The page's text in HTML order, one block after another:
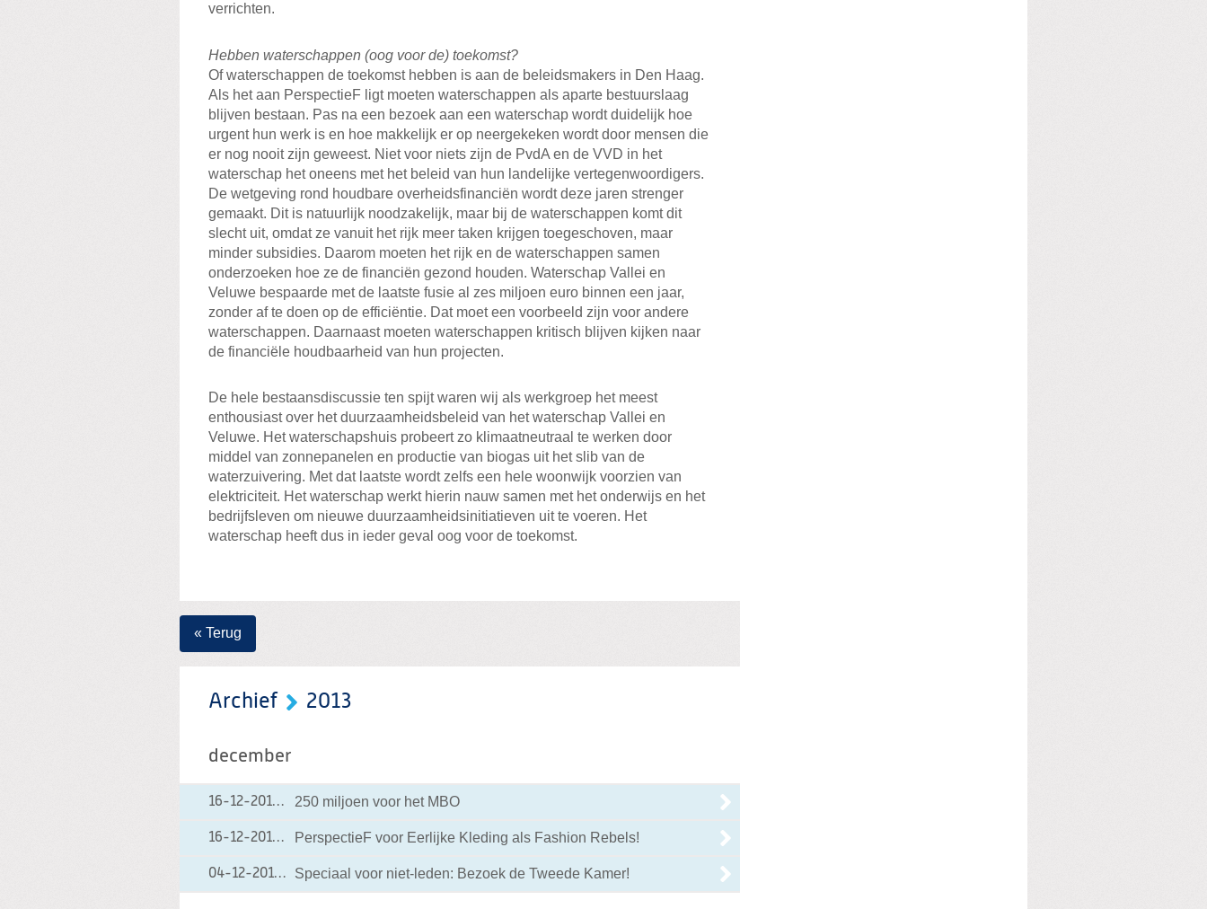
verrichten.
Hebben waterschappen (oog voor de) toekomst?
Of waterschappen de toekomst hebben is aan de beleidsmakers in Den Haag.
Als het aan PerspectieF ligt moeten waterschappen als aparte bestuurslaag
blijven bestaan. Pas na een bezoek aan een waterschap wordt duidelijk hoe
urgent hun werk is en hoe makkelijk er op neergekeken wordt door mensen die
er nog nooit zijn geweest. Niet voor niets zijn de PvdA en de VVD in het
waterschap het oneens met het beleid van hun landelijke vertegenwoordigers.
De wetgeving rond houdbare overheidsfinanciën wordt deze jaren strenger
gemaakt. Dit is natuurlijk noodzakelijk, maar bij de waterschappen komt dit
slecht uit, omdat ze vanuit het rijk meer taken krijgen toegeschoven, maar
minder subsidies. Daarom moeten het rijk en de waterschappen samen
onderzoeken hoe ze de financiën gezond houden. Waterschap Vallei en
Veluwe bespaarde met de laatste fusie al zes miljoen euro binnen een jaar,
zonder af te doen op de efficiëntie. Dat moet een voorbeeld zijn voor andere
waterschappen. Daarnaast moeten waterschappen kritisch blijven kijken naar
de financiële houdbaarheid van hun projecten.
De hele bestaansdiscussie ten spijt waren wij als werkgroep het meest
enthousiast over het duurzaamheidsbeleid van het waterschap Vallei en
Veluwe. Het waterschapshuis probeert zo klimaatneutraal te werken door
middel van zonnepanelen en productie van biogas uit het slib van de
waterzuivering. Met dat laatste wordt zelfs een hele woonwijk voorzien van
elektriciteit. Het waterschap werkt hierin nauw samen met het onderwijs en het
bedrijfsleven om nieuwe duurzaamheidsinitiatieven uit te voeren. Het
waterschap heeft dus in ieder geval oog voor de toekomst.
« Terug
Archief 2013
december
16-12-201316-12-2013 19:02
250 miljoen voor het MBO
16-12-201316-12-2013 12:10
PerspectieF voor Eerlijke Kleding als Fashion Rebels!
04-12-201304-12-2013 22:11
Speciaal voor niet-leden: Bezoek de Tweede Kamer!